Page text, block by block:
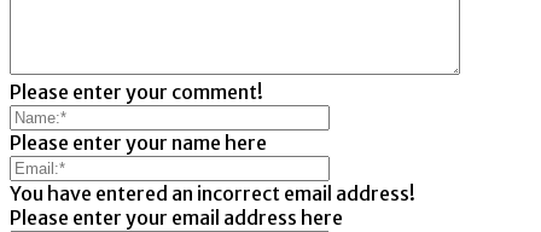
Please enter your comment!
Please enter your name here
You have entered an incorrect email address!
Please enter your email address here